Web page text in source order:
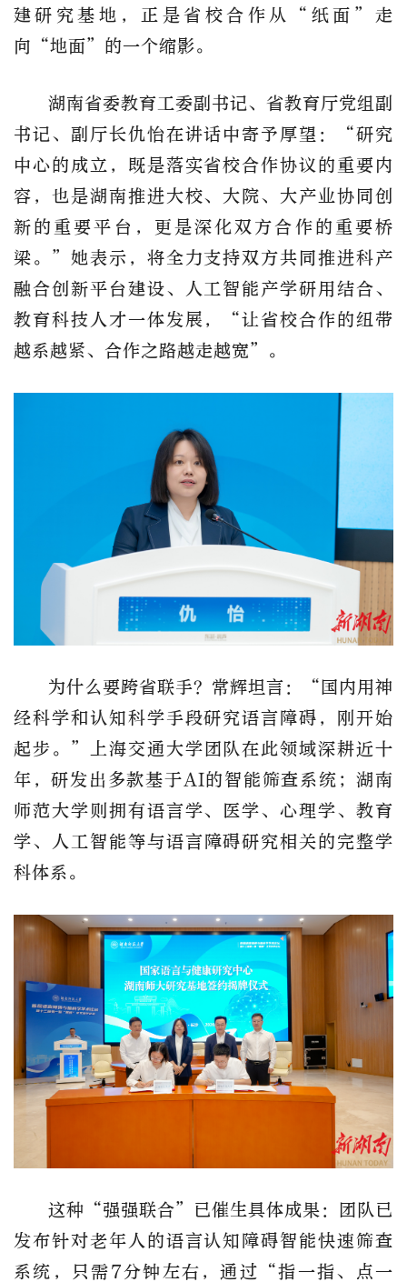
建研究基地，正是省校合作从
“纸面”走
向“地面”的一个缩影。
湖南省委教育工委副书记、省教育厅党组副
书记、副厅长仇怡在讲话中寄予厚望：
“研究
中心的成立，既是落实省校合作协议的重要内
容，也是湖南推进大校、大院、大产业协同创
新的重要平台，更是深化双方合作的重要桥
梁。 ”她表示，将全力支持双方共同推进科产
融合创新平台建设、人工智能产学研用结合、
教育科技人才一体发展，“让省校合作的纽带
越系越紧、合作之路越走越宽”。
为什么要跨省联手？常辉坦言：
“国内用神
经科学和认知科学手段研究语言障碍， 刚开始
起步。 ” 上海交通大学团队在此领域深耕近十
年，研发出多款基于AI的智能筛查系统；湖南
师范大学则拥有语言学、 医学、心理学、教育
学、 人工智能等与语言障碍研究相关的完整学
科体系。
这种 “强强联合”已催生具体成果：团队已
发布针对老年人的语言认知障碍智能快速筛查
系统，只需7分钟左右，通过“指一指、点一